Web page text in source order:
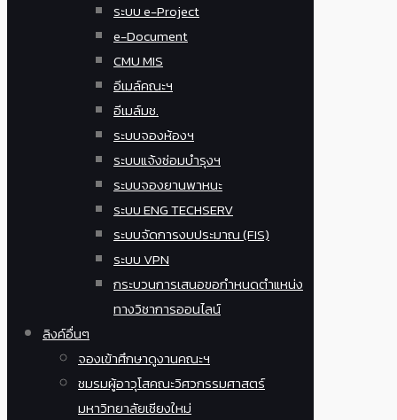
ระบบ e-Project
e-Document
CMU MIS
อีเมล์คณะฯ
อีเมล์มช.
ระบบจองห้องฯ
ระบบแจ้งซ่อมบำรุงฯ
ระบบจองยานพาหนะ
ระบบ ENG TECHSERV
ระบบจัดการงบประมาณ (FIS)
ระบบ VPN
กระบวนการเสนอขอกำหนดตำแหน่ง
ทางวิชาการออนไลน์
ลิงค์อื่นๆ
จองเข้าศึกษาดูงานคณะฯ
ชมรมผู้อาวุโสคณะวิศวกรรมศาสตร์
มหาวิทยาลัยเชียงใหม่